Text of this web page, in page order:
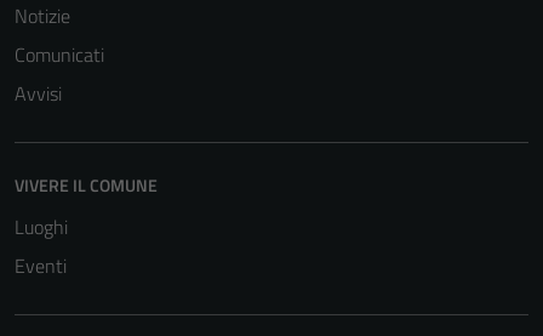
Notizie
Comunicati
Avvisi
VIVERE IL COMUNE
Luoghi
Eventi